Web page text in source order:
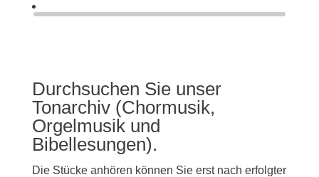
Durchsuchen Sie unser
Tonarchiv (Chormusik,
Orgelmusik und
Bibellesungen).
Die Stücke anhören können Sie erst nach erfolgter